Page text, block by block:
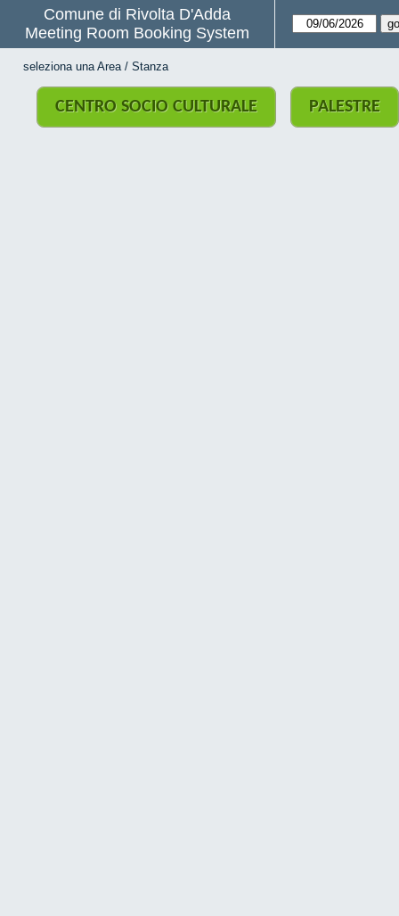
Comune di Rivolta D'Adda
Meeting Room Booking System
seleziona una Area / Stanza
CENTRO SOCIO CULTURALE PALESTRE